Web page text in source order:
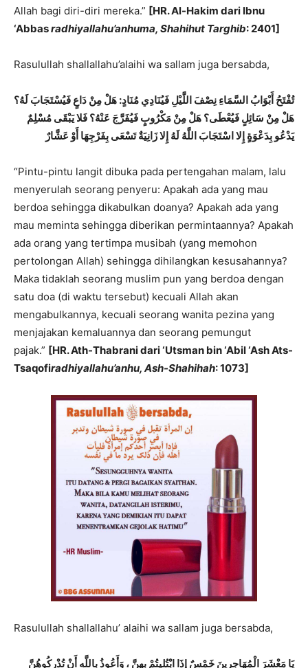
Allah bagi diri-diri mereka.” [HR. Al-Hakim dari Ibnu
‘Abbasradhiyallahu’anhuma, Shahihut Targhib: 2401]
Rasulullah shallallahu’alaihi wa sallam juga bersabda,
تُفْتَحُ أَبْوَابُ السَّمَاءِ نِصْفَ اللَّيْلِ فَيُنَادِي مُنَادٍ: هَلْ مِنْ دَاعٍ فَيُسْتَجَابَ لَهُ؟
هَلْ مِنْ سَائِلٍ فَيُعْطَى؟ هَلْ مِنْ مَكْرُوبٍ فَيُفَرَّجَ عَنْهُ؟ فَلا يَبْقَى مُسْلِمٌ
يَدْعُو بِدَعْوَةٍ إِلا اسْتَجَابَ اللَّهُ لَهُ إِلا زَانِيَةٌ تَسْعَى بِفَرْجِهَا أَوْ عَشَّارٌ
“Pintu-pintu langit dibuka pada pertengahan malam, lalu
menyerulah seorang penyeru: Apakah ada yang mau
berdoa sehingga dikabulkan doanya? Apakah ada yang
mau meminta sehingga diberikan permintaannya? Apakah
ada orang yang tertimpa musibah (yang memohon
pertolongan Allah) sehingga dihilangkan kesusahannya?
Maka tidaklah seorang muslim pun yang berdoa dengan
satu doa (di waktu tersebut) kecuali Allah akan
mengabulkannya, kecuali seorang wanita pezina yang
menjajakan kemaluannya dan seorang pemungut
pajak.” [HR. Ath-Thabrani dari ‘Utsman bin ‘Abil ‘Ash Ats-
Tsaqofiradhiyallahu’anhu, Ash-Shahihah: 1073]
Rasulullah shallallahu’ alaihi wa sallam juga bersabda,
يَا مَعْشَرَ الْمُهَاجِرِينَ خَمْسٌ إِذَا ابْتُلِيتُمْ بِهِنَّ ، وَأَعُوذُ بِاللَّهِ أَنْ تُدْرِكُوهُنَّ